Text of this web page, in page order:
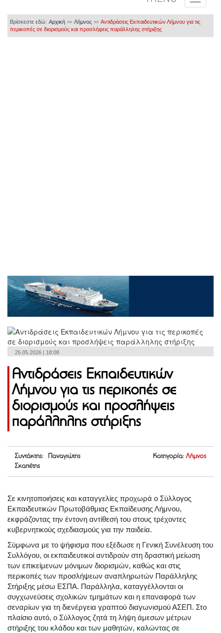
Βρίσκεστε εδώ: Αρχική >> Λήμνος >> Αντιδράσεις Εκπαιδευτικών Λήμνου για τις
περικοπές σε διορισμούς και προσλήψεις παράλληλης στήριξης
25.05.2026 | 18:08
Αντιδράσεις Εκπαιδευτικών
Λήμνου για τις περικοπές σε
διορισμούς και προσλήψεις
παράλληλης στήριξης
Συντάκτης: Παναγιώτης
Σκαπέτης
Κατηγορία: Λήμνος
Σε κινητοποιήσεις και καταγγελίες προχωρά ο Σύλλογος
Εκπαιδευτικών Πρωτοβάθμιας Εκπαίδευσης Λήμνου,
εκφράζοντας την έντονη αντίθεσή του στους τρέχοντες
κυβερνητικούς σχεδιασμούς για την παιδεία.
Σύμφωνα με το ψήφισμα που εξέδωσε η Γενική Συνέλευση του
Συλλόγου, οι εκπαιδευτικοί αντιδρούν στη δραστική μείωση
των επικείμενων μόνιμων διορισμών, καθώς και στις
περικοπές των προσλήψεων αναπληρωτών Παράλληλης
Στήριξης μέσω ΕΣΠΑ. Παράλληλα, καταγγέλλονται οι
συγχωνεύσεις σχολικών τμημάτων και η επαναφορά των
σεναρίων για τη διενέργεια γραπτού διαγωνισμού ΑΣΕΠ. Στο
πλαίσιο αυτό, ο Σύλλογος ζητά τη λήψη άμεσων μέτρων
στήριξης του κλάδου και των μαθητών, καλώντας σε